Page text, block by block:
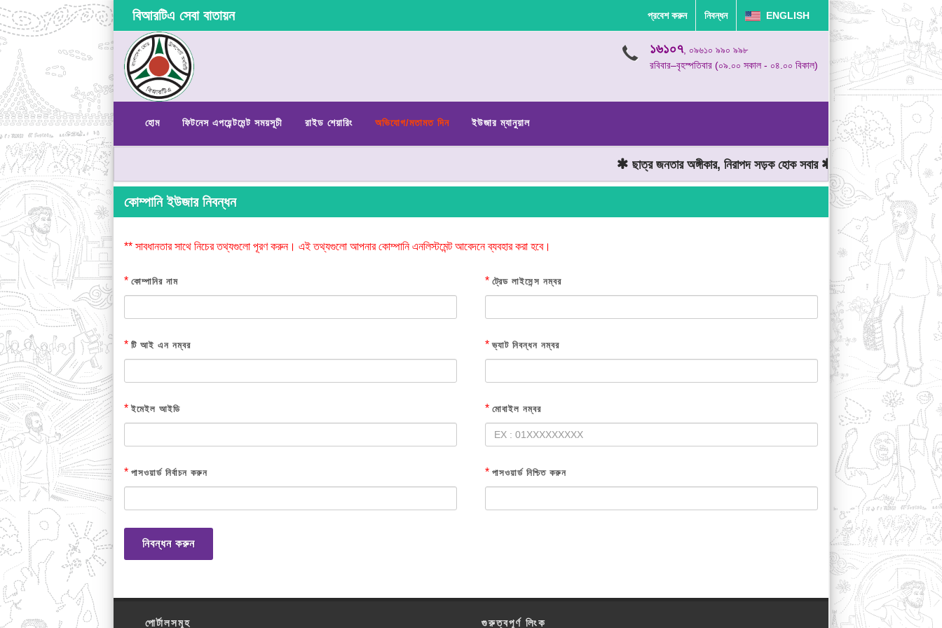
বিআরটিএ সেবা বাতায়ন প্রবেশ করুন নিবন্ধন ENGLISH
১৬১০৭, ০৯৬১০ ৯৯০ ৯৯৮
রবিবার–বৃহস্পতিবার (০৯.০০ সকাল - ০৪.০০ বিকাল)
হোম ফিটনেস এপয়েন্টমেন্ট সময়সূচী রাইড শেয়ারিং অভিযোগ/মতামত দিন ইউজার ম্যানুয়াল
ছাত্র জনতার অঙ্গীকার, নিরাপদ সড়ক হোক সবার মোটরযান চালানোর সময়
কোম্পানি ইউজার নিবন্ধন
** সাবধানতার সাথে নিচের তথ্যগুলো পূরণ করুন। এই তথ্যগুলো আপনার কোম্পানি এনলিস্টমেন্ট আবেদনে ব্যবহার করা হবে।
* কোম্পানির নাম * ট্রেড লাইসেন্স নম্বর
* টি আই এন নম্বর * ভ্যাট নিবন্ধন নম্বর
* ইমেইল আইডি * মোবাইল নম্বর
* পাসওয়ার্ড নির্বাচন করুন * পাসওয়ার্ড নিশ্চিত করুন
নিবন্ধন করুন
পোর্টালসমূহ গুরুত্বপূর্ণ লিংক